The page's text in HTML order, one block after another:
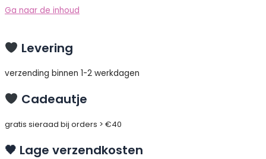
Ga naar de inhoud
Levering
verzending binnen 1-2 werkdagen
Cadeautje
gratis sieraad bij orders > €40
🖤 Lage verzendkosten